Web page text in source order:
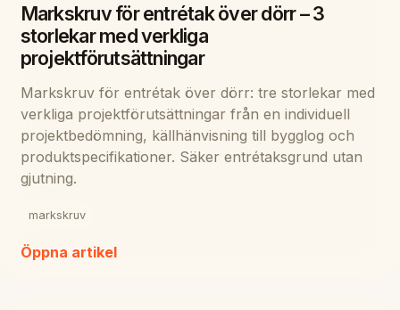
Markskruv för entrétak över dörr – 3
storlekar med verkliga
projektförutsättningar
Markskruv för entrétak över dörr: tre storlekar med
verkliga projektförutsättningar från en individuell
projektbedömning, källhänvisning till bygglog och
produktspecifikationer. Säker entrétaksgrund utan
gjutning.
markskruv
Öppna artikel